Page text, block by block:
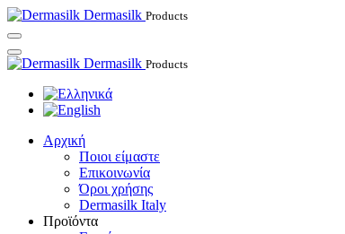
Dermasilk Products
Dermasilk Products
Αρχική
Ποιοι είμαστε
Επικοινωνία
Όροι χρήσης
Dermasilk Italy
Προϊόντα